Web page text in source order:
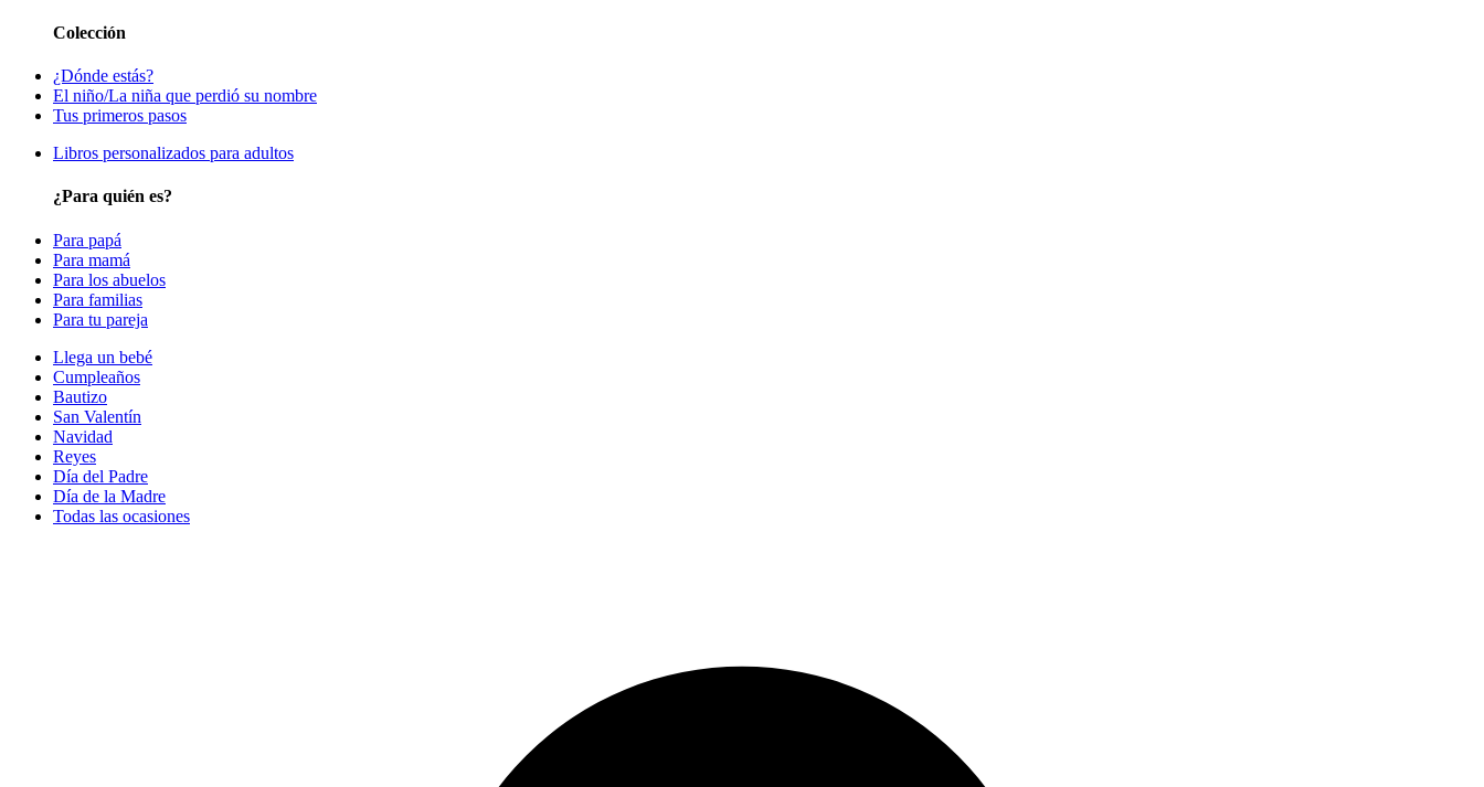
Colección
¿Dónde estás?
El niño/La niña que perdió su nombre
Tus primeros pasos
Libros personalizados para adultos
¿Para quién es?
Para papá
Para mamá
Para los abuelos
Para familias
Para tu pareja
Llega un bebé
Cumpleaños
Bautizo
San Valentín
Navidad
Reyes
Día del Padre
Día de la Madre
Todas las ocasiones